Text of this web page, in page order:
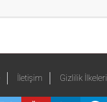
İletişim Gizlilik İlkeleri